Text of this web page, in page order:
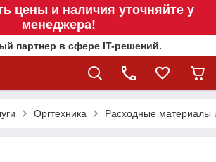
цены и наличия уточняйте у
менеджера!
партнер в сфере IT-решений.
Оргтехника Расходные материалы